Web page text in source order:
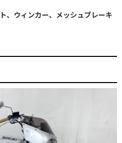
、ウィンカー、メッシュブレーキ